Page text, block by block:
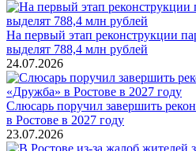
На первый этап реконструкции
выделят 788,4 млн рублей
24.07.2026
Слюсарь поручил завершить
в Ростове в 2027 году
23.07.2026